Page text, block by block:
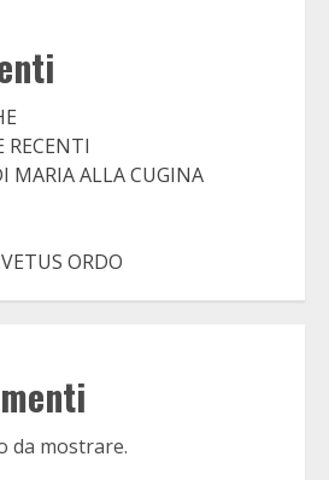
RECENTI
MARIA ALLA CUGINA
ORDO
da mostrare.